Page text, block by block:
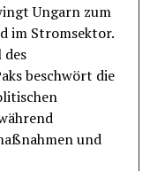
Ungarn zum
im Stromsektor.
des
beschwört die
und